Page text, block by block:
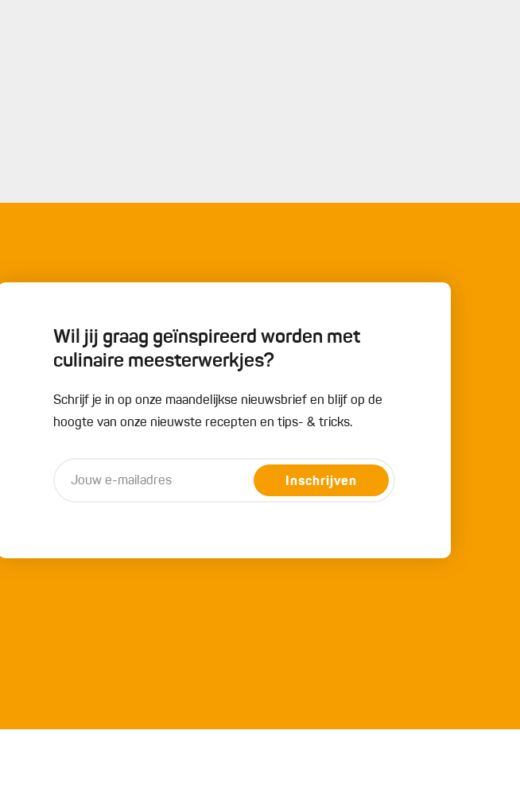
Wil jij graag geïnspireerd worden met
culinaire meesterwerkjes?
Schrijf je in op onze maandelijkse nieuwsbrief en blijf op de
hoogte van onze nieuwste recepten en tips- & tricks.
Inschrijven